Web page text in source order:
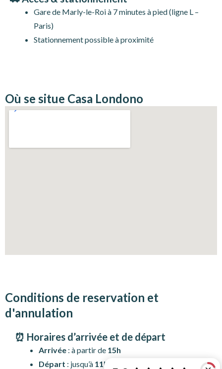
Gare de Marly-le-Roi à 7 minutes à pied (ligne L –
Paris)
Stationnement possible à proximité
Où se situe Casa Londono
Conditions de reservation et
d'annulation
⏰ Horaires d’arrivée et de départ
Arrivée : à partir de 15h
Départ : jusqu’à 11h